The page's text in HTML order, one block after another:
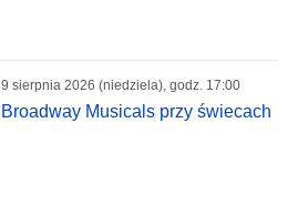
9 sierpnia 2026 (niedziela), godz. 17:00
Broadway Musicals przy świecach